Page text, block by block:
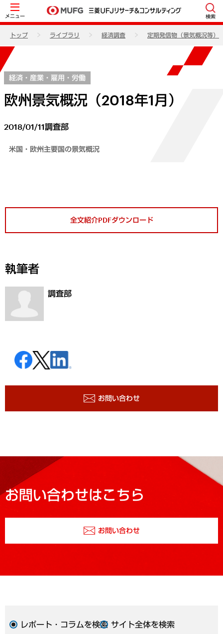
メニュー 検索
トップ ライブラリ 経済調査 定期発信物（景気概況等）
経済・産業・雇用・労働
欧州景気概況（2018年1月）
2018/01/11調査部
米国・欧州主要国の景気概況
全文紹介PDFダウンロード
執筆者
調査部
お問い合わせ
お問い合わせはこちら
お問い合わせ
レポート・コラムを検索 サイト全体を検索